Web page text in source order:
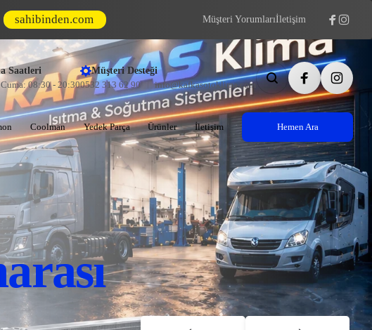
sahibinden.com Müşteri Yorumlarıİletişim
Saatleri
Cuma: 08:30 - 20:30
Müşteri Desteği
0532 313 62 90
info@kafkasotoklima.com
Coolman Yedek Parça Ürünler İletişim Hemen Ara